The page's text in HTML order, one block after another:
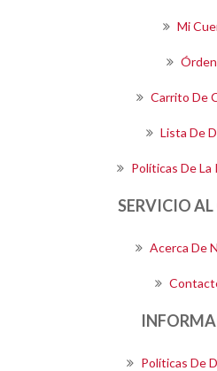
Mi
Carrito De
Lista De
Políticas De La
SERVICIO AL
Acerca De
Políticas De